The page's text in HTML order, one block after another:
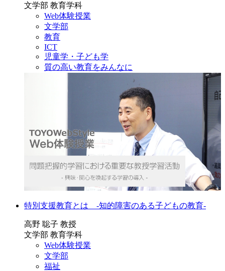
文学部 教育学科
Web体験授業
文学部
教育
ICT
児童学・子ども学
質の高い教育をみんなに
特別支援教育とは -知的障害のある子どもの教育-
高野 聡子 教授
文学部 教育学科
Web体験授業
文学部
福祉